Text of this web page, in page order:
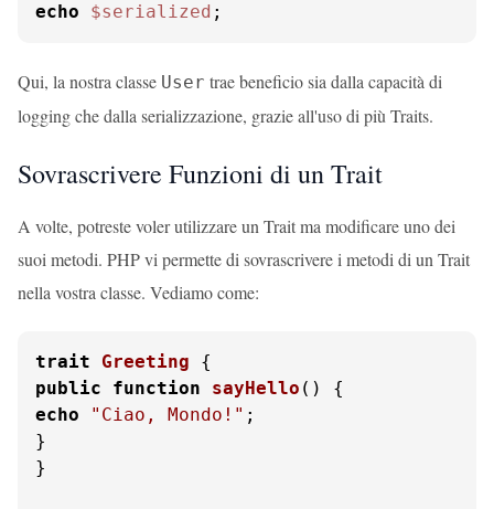
echo
$serialized ;
Qui, la nostra classe User trae beneficio sia dalla capacità di
logging che dalla serializzazione, grazie all'uso di più Traits.
Sovrascrivere Funzioni di un Trait
A volte, potreste voler utilizzare un Trait ma modificare uno dei
suoi metodi. PHP vi permette di sovrascrivere i metodi di un Trait
nella vostra classe. Vediamo come:
trait Greeting
public
function sayHello ( )
echo
"Ciao, Mondo!" ;
}
}